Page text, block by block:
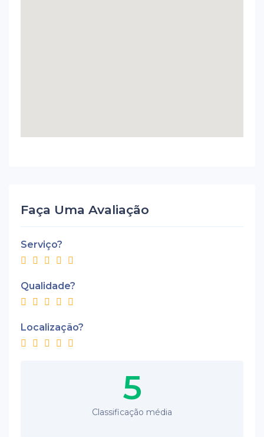
Faça Uma Avaliação
Serviço?
Qualidade?
Localização?
5
Classificação média